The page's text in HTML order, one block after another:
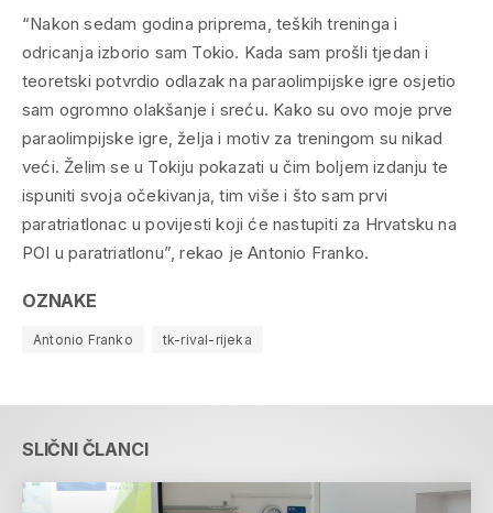
“Nakon sedam godina priprema, teških treninga i
odricanja izborio sam Tokio. Kada sam prošli tjedan i
teoretski potvrdio odlazak na paraolimpijske igre osjetio
sam ogromno olakšanje i sreću. Kako su ovo moje prve
paraolimpijske igre, želja i motiv za treningom su nikad
veći. Želim se u Tokiju pokazati u čim boljem izdanju te
ispuniti svoja očekivanja, tim više i što sam prvi
paratriatlonac u povijesti koji će nastupiti za Hrvatsku na
POI u paratriatlonu”, rekao je Antonio Franko.
OZNAKE
Antonio Franko tk-rival-rijeka
SLIČNI ČLANCI